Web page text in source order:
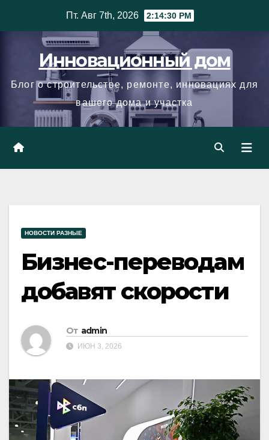
Пт. Авг 7th, 2026 2:14:31 PM
Инновационный дом
Блог о строительстве, ремонте, инновациях для
вашего дома и участка
НОВОСТИ РАЗНЫЕ
Бизнес-переводам
добавят скорости
От admin
ИЮН 3, 2026